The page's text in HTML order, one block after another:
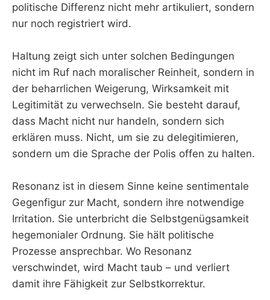
politische Differenz nicht mehr artikuliert, sondern
nur noch registriert wird.
Haltung zeigt sich unter solchen Bedingungen
nicht im Ruf nach moralischer Reinheit, sondern in
der beharrlichen Weigerung, Wirksamkeit mit
Legitimität zu verwechseln. Sie besteht darauf,
dass Macht nicht nur handeln, sondern sich
erklären muss. Nicht, um sie zu delegitimieren,
sondern um die Sprache der Polis offen zu halten.
Resonanz ist in diesem Sinne keine sentimentale
Gegenfigur zur Macht, sondern ihre notwendige
Irritation. Sie unterbricht die Selbstgenügsamkeit
hegemonialer Ordnung. Sie hält politische
Prozesse ansprechbar. Wo Resonanz
verschwindet, wird Macht taub – und verliert
damit ihre Fähigkeit zur Selbstkorrektur.